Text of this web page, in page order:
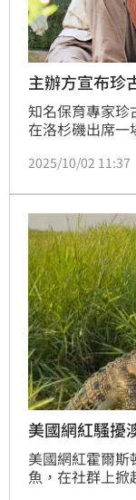
主辦方宣布珍
知名保育專家珍
在洛杉磯出席一
2025/10/02 11:37
美國網紅騷
美國網紅霍爾
魚，在社群上